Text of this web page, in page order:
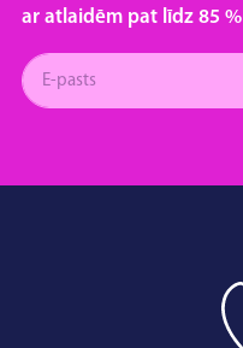
ar atlaidēm pat līdz 85 %